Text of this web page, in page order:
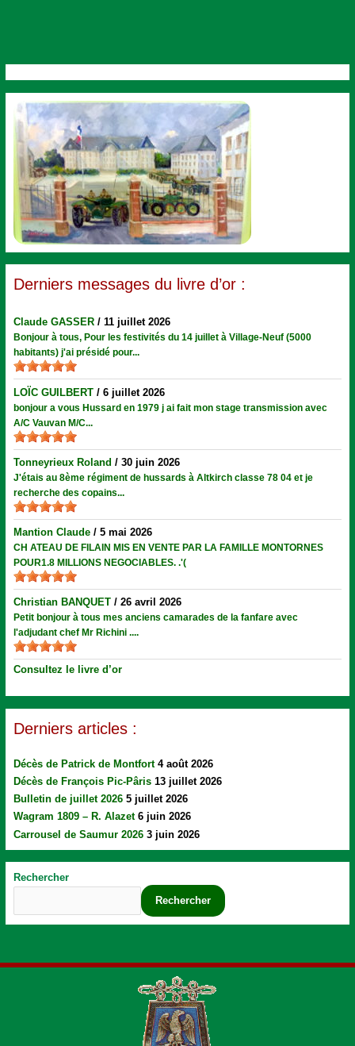
Derniers messages du livre d’or :
Claude GASSER /11 juillet 2026
Bonjour à tous, Pour les festivités du 14 juillet à Village-Neuf (5000
habitants) j'ai présidé pour...
LOÏC GUILBERT /6 juillet 2026
bonjour a vous Hussard en 1979 j ai fait mon stage transmission avec
A/C Vauvan M/C...
Tonneyrieux Roland /30 juin 2026
J'étais au 8ème régiment de hussards à Altkirch classe 78 04 et je
recherche des copains...
Mantion Claude /5 mai 2026
CH ATEAU DE FILAIN MIS EN VENTE PAR LA FAMILLE MONTORNES
POUR1.8 MILLIONS NEGOCIABLES. .'(
Christian BANQUET /26 avril 2026
Petit bonjour à tous mes anciens camarades de la fanfare avec
l'adjudant chef Mr Richini ....
Consultez le livre d’or
Derniers articles :
Décès de Patrick de Montfort 4 août 2026
Décès de François Pic-Pâris 13 juillet 2026
Bulletin de juillet 2026 5 juillet 2026
Wagram 1809 – R. Alazet 6 juin 2026
Carrousel de Saumur 2026 3 juin 2026
Rechercher
Rechercher